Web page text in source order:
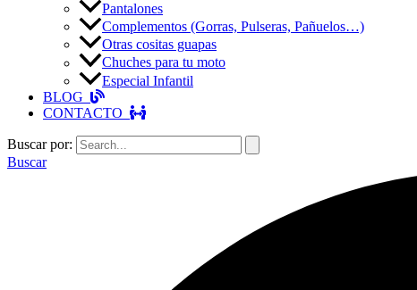
Pantalones
Complementos (Gorras, Pulseras, Pañuelos…)
Otras cositas guapas
Chuches para tu moto
Especial Infantil
BLOG
CONTACTO
Buscar por:
Buscar